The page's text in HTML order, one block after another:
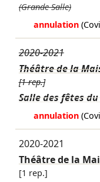
(Grande Salle)
annulation
2020-2021
Théâtre de la
[1 rep.]
Salle des fêtes
annulation
2020-2021
Théâtre de la
[1 rep.]